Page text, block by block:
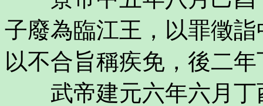
子廢為臨江王，以罪徵
以不合旨稱疾免，後二
武帝建元六年六月丁